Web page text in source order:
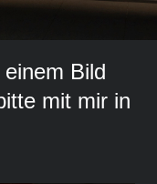
Bild
mit mir in